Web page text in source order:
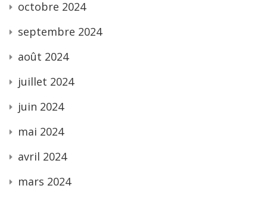
octobre 2024
septembre 2024
août 2024
juillet 2024
juin 2024
mai 2024
avril 2024
mars 2024